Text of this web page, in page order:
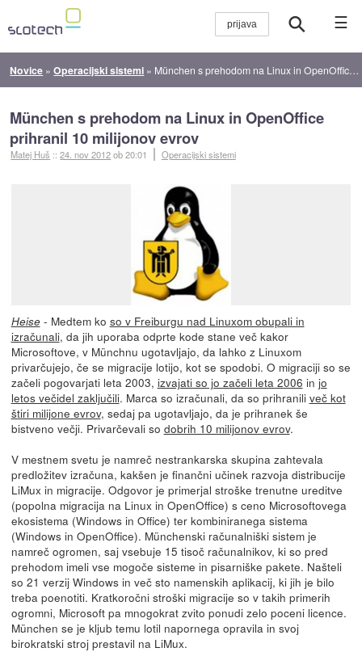
☰
Novice »Operacijski sistemi » München s prehodom na Linux in OpenOffice prihranil 10 milijonov evrov
München s prehodom na Linux in OpenOffice
prihranil 10 milijonov evrov
Matej Huš ::24. nov 2012ob 20:01 Operacijski sistemi
Heise- Medtem ko so v Freiburgu nad Linuxom obupali in
izračunali, da jih uporaba odprte kode stane več kakor
Microsoftove, v Münchnu ugotavljajo, da lahko z Linuxom
privarčujejo, če se migracije lotijo, kot se spodobi. O migraciji so se
začeli pogovarjati leta 2003, izvajati so jo začeli leta 2006 in jo
letos večidel zaključili. Marca so izračunali, da so prihranili več kot
štiri milijone evrov, sedaj pa ugotavljajo, da je prihranek še
bistveno večji. Privarčevali so dobrih 10 milijonov evrov.
V mestnem svetu je namreč nestrankarska skupina zahtevala
predložitev izračuna, kakšen je finančni učinek razvoja distribucije
LiMux in migracije. Odgovor je primerjal stroške trenutne ureditve
(popolna migracija na Linux in OpenOffice) s ceno Microsoftovega
ekosistema (Windows in Office) ter kombiniranega sistema
(Windows in OpenOffice). Münchenski računalniški sistem je
namreč ogromen, saj vsebuje 15 tisoč računalnikov, ki so pred
prehodom imeli vse mogoče sisteme in pisarniške pakete. Našteli
so 21 verzij Windows in več sto namenskih aplikacij, ki jih je bilo
treba poenotiti. Kratkoročni stroški migracije so v takih primerih
ogromni, Microsoft pa mnogokrat zvito ponudi zelo poceni licence.
München se je kljub temu lotil napornega opravila in svoj
birokratski stroj prestavil na LiMux.